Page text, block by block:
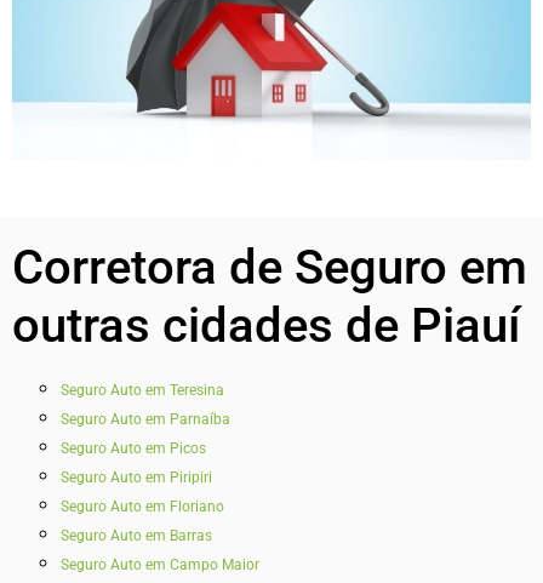
Corretora de Seguro em
outras cidades de Piauí
Seguro Auto em Teresina
Seguro Auto em Parnaíba
Seguro Auto em Picos
Seguro Auto em Piripiri
Seguro Auto em Floriano
Seguro Auto em Barras
Seguro Auto em Campo Maior